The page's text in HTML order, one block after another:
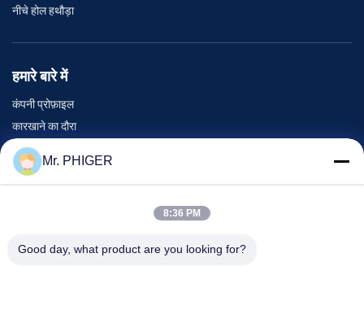
नीचे होल हथौड़ा
हमारे बारे में
कंपनी प्रोफ़ाइल
कारखाने का दौरा
गुणवत्ता नियंत्रण
साइटमैप
घटनाएँ
Mr. PHIGER
8:36 PM
Good day, what product are you looking for?